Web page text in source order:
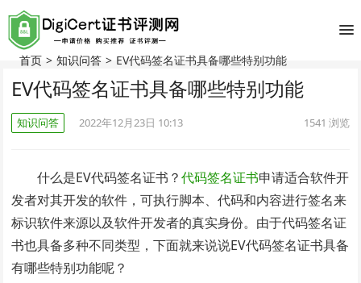
首页 > 知识问答 > EV代码签名证书具备哪些特别功能
EV代码签名证书具备哪些特别功能
知识问答 2022年12月23日 10:13 1541 浏览
什么是EV代码签名证书？代码签名证书申请适合软件开
发者对其开发的软件，可执行脚本、代码和内容进行签名来
标识软件来源以及软件开发者的真实身份。由于代码签名证
书也具备多种不同类型，下面就来说说EV代码签名证书具备
有哪些特别功能呢？